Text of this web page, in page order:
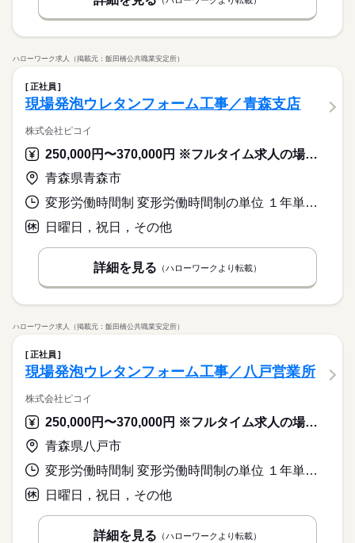
ハローワーク求人（掲載元：飯田橋公共職業安定所）
正社員
現場発泡ウレタンフォーム工事／青森支店
株式会社ピコイ
250,000円〜370,000円 ※フルタイム求人の場合は月額（換算額）、パート求人の場合は時間額を表示しています。
青森県青森市
変形労働時間制 変形労働時間制の単位 １年単位 就業時間１ 8時30分〜18時00分
日曜日，祝日，その他
詳細を見る （ハローワークより転載）
ハローワーク求人（掲載元：飯田橋公共職業安定所）
正社員
現場発泡ウレタンフォーム工事／八戸営業所
株式会社ピコイ
250,000円〜370,000円 ※フルタイム求人の場合は月額（換算額）、パート求人の場合は時間額を表示しています。
青森県八戸市
変形労働時間制 変形労働時間制の単位 １年単位 就業時間１ 8時30分〜18時00分
日曜日，祝日，その他
詳細を見る （ハローワークより転載）